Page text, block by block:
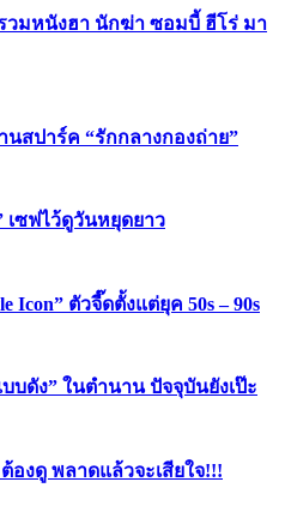
วมหนังฮา นักฆ่า ซอมบี้ ฮีโร่ มา
สปาร์ค “รักกลางกองถ่าย”
เซฟไว้ดูวันหยุดยาว
Icon” ตัวจี๊ดตั้งแต่ยุค 50s – 90s
บดัง” ในตำนาน ปัจจุบันยังเป๊ะ
องดู พลาดแล้วจะเสียใจ!!!